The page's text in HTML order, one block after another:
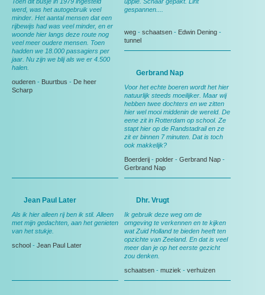
werd, was het autogebruik veel
minder. Het aantal mensen dat een
rijbewijs had was veel minder, en er
woonde hier langs deze route nog
veel meer oudere mensen. Toen
hadden we 18.000 passagiers per
jaar. Nu zijn we blij als we er 4.500
halen.
ouderen - Buurtbus - De heer
Scharp
gespannen....
weg - schaatsen - Edwin Dening -
tunnel
Gerbrand Nap
Voor het echte boeren wordt het hier
natuurlijk steeds moeilijker. Maar wij
hebben twee dochters en we zitten
hier wel mooi middenin de wereld. De
eene zit in Rotterdam op school. Ze
stapt hier op de Randstadrail en ze
zit er binnen 7 minuten. Dat is toch
ook makkelijk?
Boerderij - polder - Gerbrand Nap -
Gerbrand Nap
Jean Paul Later
Als ik hier alleen rij ben ik stil. Alleen
met mijn gedachten, aan het genieten
van het stukje.
school - Jean Paul Later
Dhr. Vrugt
Ik gebruik deze weg om de
omgeving te verkennen en te kijken
wat Zuid Holland te bieden heeft ten
opzichte van Zeeland. En dat is veel
meer dan je op het eerste gezicht
zou denken.
schaatsen - muziek - verhuizen